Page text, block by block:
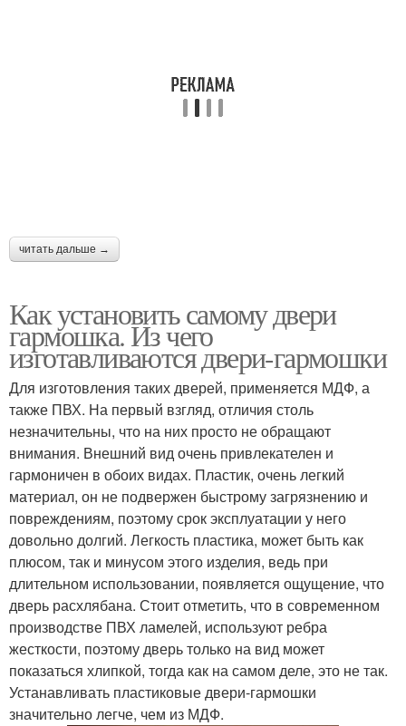
читать дальше →
Как установить самому двери
гармошка. Из чего
изготавливаются двери-гармошки
Для изготовления таких дверей, применяется МДФ, а
также ПВХ. На первый взгляд, отличия столь
незначительны, что на них просто не обращают
внимания. Внешний вид очень привлекателен и
гармоничен в обоих видах. Пластик, очень легкий
материал, он не подвержен быстрому загрязнению и
повреждениям, поэтому срок эксплуатации у него
довольно долгий. Легкость пластика, может быть как
плюсом, так и минусом этого изделия, ведь при
длительном использовании, появляется ощущение, что
дверь расхлябана. Стоит отметить, что в современном
производстве ПВХ ламелей, используют ребра
жесткости, поэтому дверь только на вид может
показаться хлипкой, тогда как на самом деле, это не так.
Устанавливать пластиковые двери-гармошки
значительно легче, чем из МДФ.